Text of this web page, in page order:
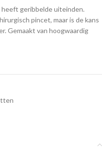
geribbelde uiteinden.
pincet, maar is de kans
Gemaakt van hoogwaardig